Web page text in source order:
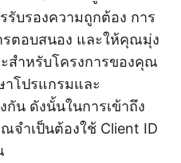
รับรองความถูกต้อง การ
ตอบสนอง และให้คุณมุ่ง
สำหรับโครงการของคุณ
าโปรแกรมและ
น ดังนั้นในการเข้าถึง
จำเป็นต้องใช้ Client ID